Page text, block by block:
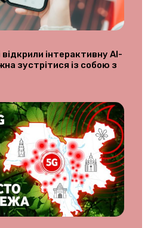
відкрили інтерактивну AI-
зустрітися із собою з